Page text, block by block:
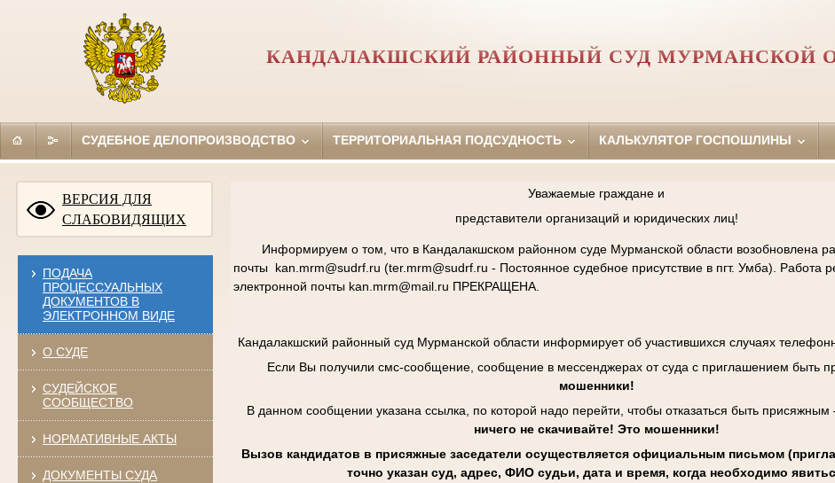
КАНДАЛАКШСКИЙ РАЙОННЫЙ СУД МУРМАНСКОЙ
СУДЕБНОЕ ДЕЛОПРОИЗВОДСТВО ТЕРРИТОРИАЛЬНАЯ ПОДСУДНОСТЬ КАЛЬКУЛЯТОР ГОСПОШЛИНЫ
ВЕРСИЯ ДЛЯ
СЛАБОВИДЯЩИХ
ПОДАЧА
ПРОЦЕССУАЛЬНЫХ
ДОКУМЕНТОВ В
ЭЛЕКТРОННОМ ВИДЕ
О СУДЕ
СУДЕЙСКОЕ
СООБЩЕСТВО
НОРМАТИВНЫЕ АКТЫ
ДОКУМЕНТЫ СУДА
Уважаемые граждане и
представители организаций и юридических лиц!
Информируем о том, что в Кандалакшском районном суде Мурманской области возобновлена
почты kan.mrm@sudrf.ru (ter.mrm@sudrf.ru - Постоянное судебное присутствие в пгт. Умба). Работа
электронной почты kan.mrm@mail.ru ПРЕКРАЩЕНА.
Кандалакшский районный суд Мурманской области информирует об участившихся случаях
Если Вы получили смс-сообщение, сообщение в мессенджерах от суда с приглашением быть
мошенники!
В данном сообщении указана ссылка, по которой надо перейти, чтобы отказаться быть присяжным
ничего не скачивайте! Это мошенники!
Вызов кандидатов в присяжные заседатели осуществляется официальным письмом
точно указан суд, адрес, ФИО судьи, дата и время, когда необходимо